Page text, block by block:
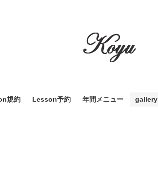
規約 Lesson予約 年間メニュー gallery